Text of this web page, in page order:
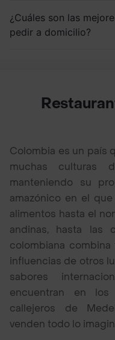
¿Cuáles son las
pedir a domicilio?
Colombia es un país
muchas culturas
manteniendo su
amazónico en el
alimentos hasta el
andinas, hasta las
colombiana
influencias de otros
sabores
encuentran en
callejeros de
venden todo lo